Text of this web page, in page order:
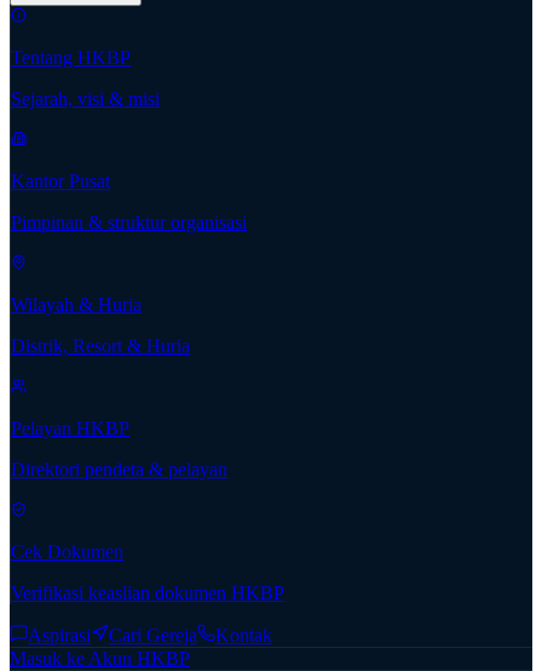
Tentang HKBP
Sejarah, visi & misi
Kantor Pusat
Pimpinan & struktur organisasi
Wilayah & Huria
Distrik, Resort & Huria
Pelayan HKBP
Direktori pendeta & pelayan
Cek Dokumen
Verifikasi keaslian dokumen HKBP
Aspirasi Cari Gereja
Kontak
Masuk ke Akun HKBP